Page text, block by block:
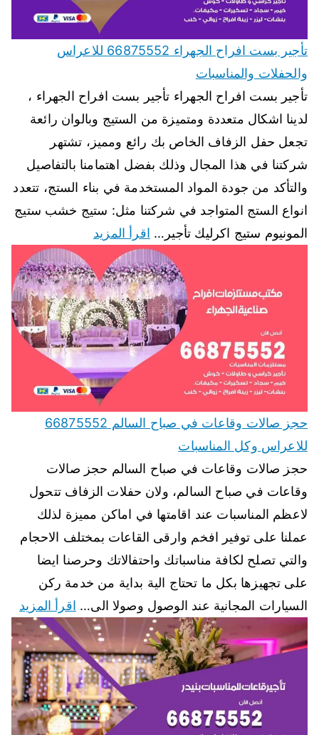
تأجير بست افراح الجهراء 66875552 للاعراس
والحفلات والمناسبات
تأجير بست افراح الجهراء تأجير بست افراح الجهراء ،
لدينا اشكال متعددة ومتميزة من الستيج وبالوان رائعة
تجعل حفل الزفاف الخاص بك رائع ومميز، تشتهر
شركتنا في هذا المجال وذلك بفضل اهتمامنا بالتفاصيل
والتأكد من جودة المواد المستخدمة في بناء الستج، تتعدد
انواع الستج المتواجد في شركتنا مثل: ستيج خشب ستيج
المونيوم ستيج اكرليك تأجير… اقرأ المزيد
حجز صالات وقاعات في صباح السالم 66875552
للاعراس وكل المناسبات
حجز صالات وقاعات في صباح السالم حجز صالات
وقاعات في صباح السالم، ولان حفلات الزفاف تتحول
لاعظم المناسبات عند اقامتها في اماكن مميزة لذلك
عملنا على توفير افخم وارقى القاعات بمختلف الاحجام
والتي تصلح لكافة مناسباتك واحتفالاتك وحرصنا ايضا
على تجهيزها بكل ما تحتاج الية بداية من خدمة ركن
السيارات المجانية عند الوصول وصولا الى… اقرأ المزيد